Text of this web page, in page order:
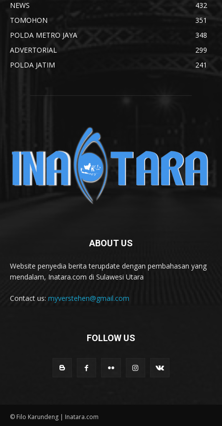
NEWS
432
TOMOHON
351
POLDA METRO JAYA
348
ADVERTORIAL
299
POLDA JATIM
241
ABOUT US
Website penyedia berita terupdate dengan pembahasan yang
mendalam, Inatara.com di Sulawesi Utara
Contact us: myverstehen@gmail.com
FOLLOW US
© Filo Karundeng | Inatara.com